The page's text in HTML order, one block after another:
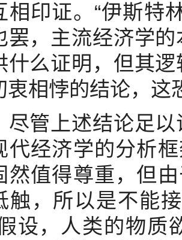
相印证。“伊斯特
罢，主流经济学
什么证明，但其
衷相悖的结论，这
上述结论足以
代经济学的分析
然值得尊重，但
触，所以是不能
设，人类的物质